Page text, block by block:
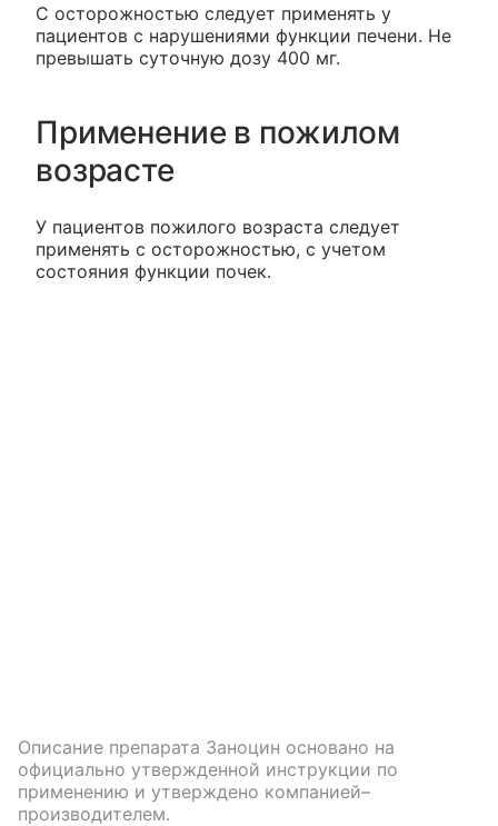
С осторожностью следует применять у
пациентов с нарушениями функции печени. Не
превышать суточную дозу 400 мг.
Применение в пожилом
возрасте
У пациентов пожилого возраста следует
применять с осторожностью, с учетом
состояния функции почек.
Описание препарата Заноцин основано на
официально утвержденной инструкции по
применению и утверждено компанией–
производителем.